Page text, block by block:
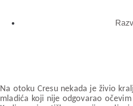
Na otoku Cresu nekada je živio
mladića koji nije odgovarao